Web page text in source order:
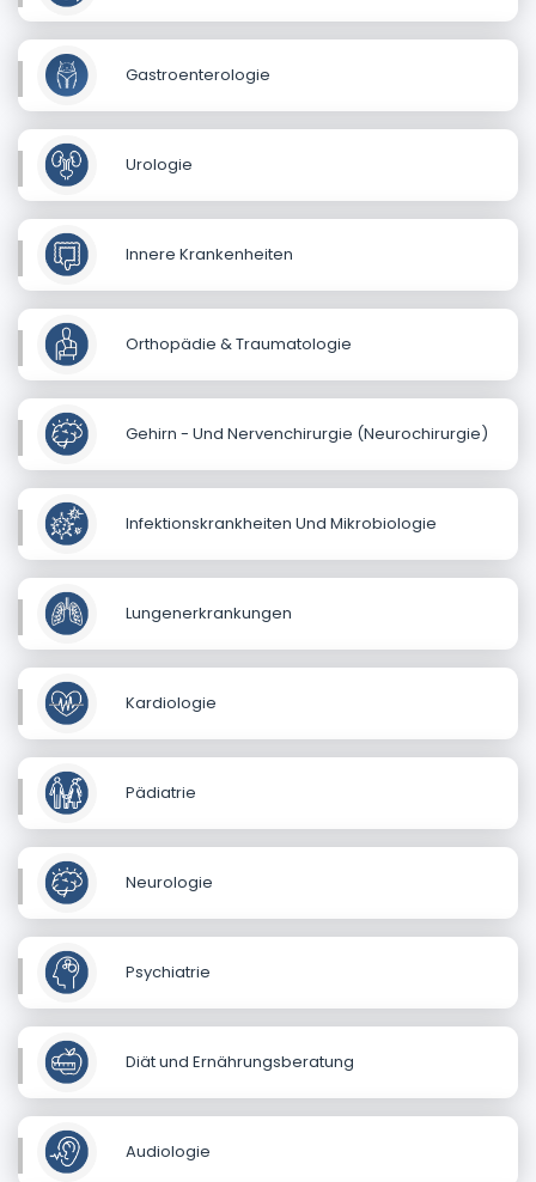
Gastroenterologie
Urologie
Innere Krankenheiten
Orthopädie & Traumatologie
Gehirn - Und Nervenchirurgie (Neurochirurgie)
Infektionskrankheiten Und Mikrobiologie
Lungenerkrankungen
Kardiologie
Pädiatrie
Neurologie
Psychiatrie
Diät und Ernährungsberatung
Audiologie